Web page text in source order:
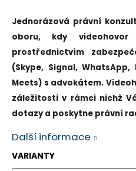
Jednorázová právní
oboru, kdy
prostřednictvím
(Skype, Signal, WhatsApp,
Meets) s advokátem.
záležitosti v rámci nichž
dotazy a poskytne právní
Další informace
VARIANTY
a
j
í
t
?